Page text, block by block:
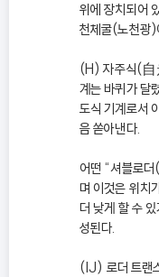
위에 장치되어
천체굴(노천광)
(H) 자주식(
계는 바퀴가 달
도식 기계로서
음 쏟아낸다.
어떤 “셔블로
며 이것은 위치
더 낮게 할 수
성된다.
(IJ) 로더 트